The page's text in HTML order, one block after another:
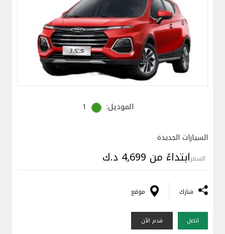
الموديل: 1
السيارات الجديدة
السعرابتداءً من 4,699 د.ك
شارك موقع
اتصل قدم الآن